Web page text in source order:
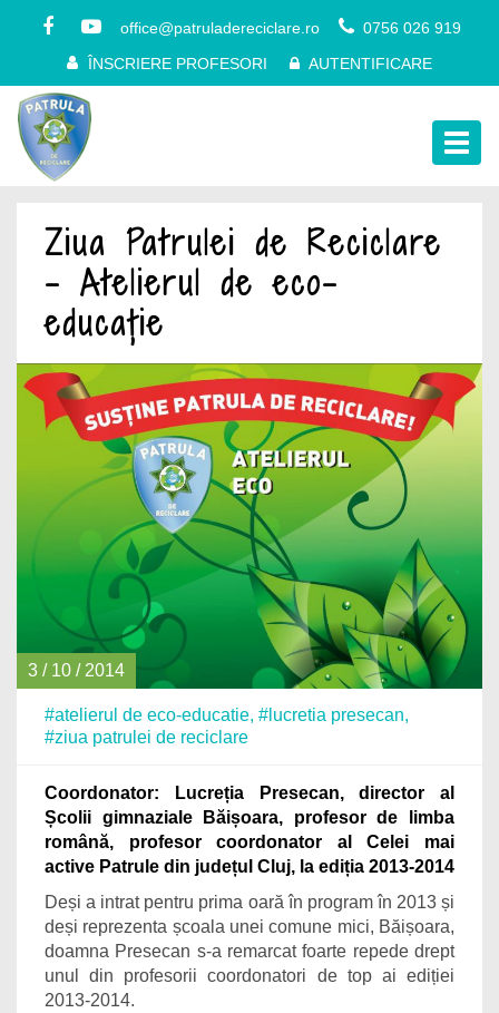
office@patruladereciclare.ro
0756 026 919
ÎNSCRIERE PROFESORI
AUTENTIFICARE
Ziua Patrulei de Reciclare
– Atelierul de eco-
educație
3 / 10 / 2014
#atelierul de eco-educatie, #lucretia presecan,
#ziua patrulei de reciclare
Coordonator: Lucreția Presecan, director al
Școlii gimnaziale Băișoara, profesor de limba
română, profesor coordonator al Celei mai
active Patrule din județul Cluj, la ediția 2013-2014
Deși a intrat pentru prima oară în program în 2013 și
deși reprezenta școala unei comune mici, Băișoara,
doamna Presecan s-a remarcat foarte repede drept
unul din profesorii coordonatori de top ai ediției
2013-2014.